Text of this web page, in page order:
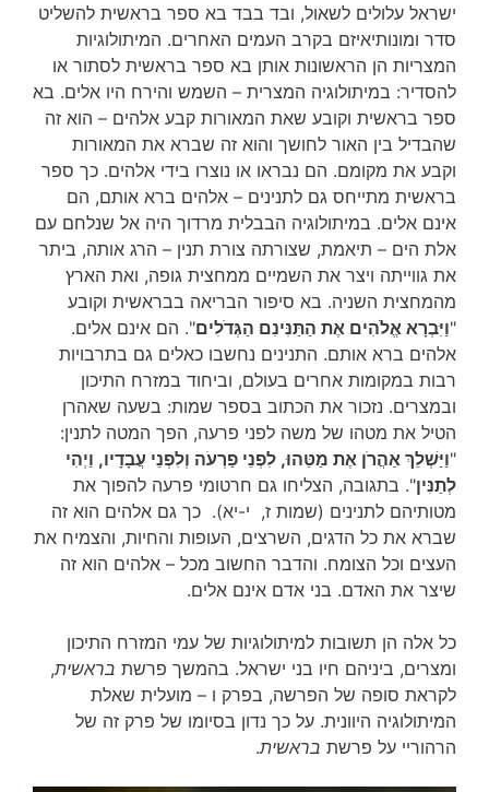
ישראל עלולים לשאול, ובד בבד בא ספר בראשית להשליט
סדר ומונותיאיזם בקרב העמים האחרים. המיתולוגיות
המצריות הן הראשונות אותן בא ספר בראשית לסתור או
להסדיר: במיתולוגיה המצרית – השמש והירח היו אלים. בא
ספר בראשית וקובע שאת המאורות קבע אלהים – הוא זה
שהבדיל בין האור לחושך והוא זה שברא את המאורות
וקבע את מקומם. הם נבראו או נוצרו בידי אלהים. כך ספר
בראשית מתייחס גם לתנינים – אלהים ברא אותם, הם
אינם אלים. במיתולוגיה הבבלית מרדוך היה אל שנלחם עם
אלת הים – תיאמת, שצורתה צורת תנין – הרג אותה, ביתר
את גווייתה ויצר את השמיים ממחצית גופה, ואת הארץ
מהמחצית השניה. בא סיפור הבריאה בבראשית וקובע
"וַיִּבְרָא אֱלֹהִים אֶת הַתַּנִּינִם הַגְּדֹלִים". הם אינם אלים.
אלהים ברא אותם. התנינים נחשבו כאלים גם בתרבויות
רבות במקומות אחרים בעולם, וביחוד במזרח התיכון
ובמצרים. נזכור את הכתוב בספר שמות: בשעה שאהרן
הטיל את מטהו של משה לפני פרעה, הפך המטה לתנין:
"וַיַּשְׁלֵךְ אַהֲרֹן אֶת מַטֵּהוּ, לִפְנֵי פַרְעֹה וְלִפְנֵי עֲבָדָיו, וַיְהִי
לְתַנִּין". בתגובה, הצליחו גם חרטומי פרעה להפוך את
מטותיהם לתנינים (שמות ז, י-יא). כך גם אלהים הוא זה
שברא את כל הדגים, השרצים, העופות והחיות, והצמיח את
העצים וכל הצומח. והדבר החשוב מכל – אלהים הוא זה
שיצר את האדם. בני אדם אינם אלים.
כל אלה הן תשובות למיתולוגיות של עמי המזרח התיכון
ומצרים, ביניהם חיו בני ישראל. בהמשך פרשת בראשית,
לקראת סופה של הפרשה, בפרק ו – מועלית שאלת
המיתולוגיה היוונית. על כך נדון בסיומו של פרק זה של
הרהוריי על פרשת בראשית.